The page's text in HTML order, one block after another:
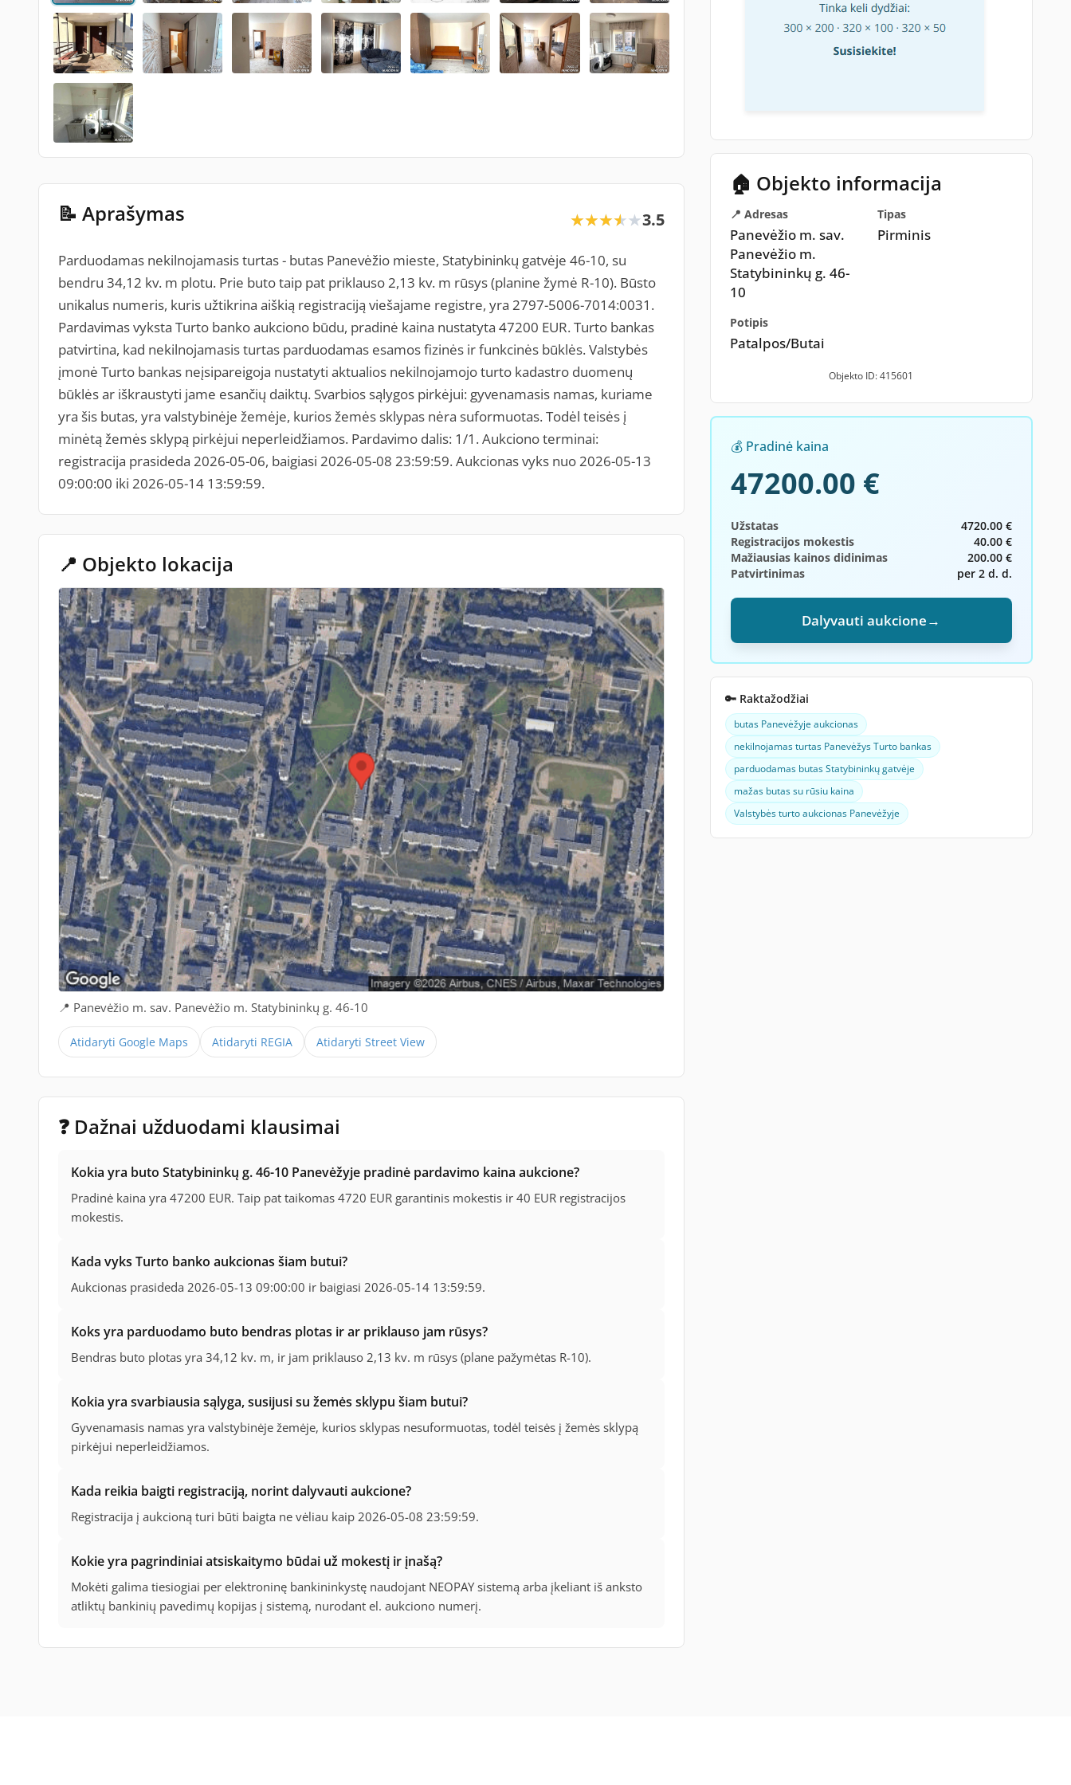
📝 Aprašymas ★★★★★
★★★★★3.5
Parduodamas nekilnojamasis turtas - butas Panevėžio mieste, Statybininkų gatvėje 46-10, su
bendru 34,12 kv. m plotu. Prie buto taip pat priklauso 2,13 kv. m rūsys (planine žymė R-10). Būsto
unikalus numeris, kuris užtikrina aiškią registraciją viešajame registre, yra 2797-5006-7014:0031.
Pardavimas vyksta Turto banko aukciono būdu, pradinė kaina nustatyta 47200 EUR. Turto bankas
patvirtina, kad nekilnojamasis turtas parduodamas esamos fizinės ir funkcinės būklės. Valstybės
įmonė Turto bankas neįsipareigoja nustatyti aktualios nekilnojamojo turto kadastro duomenų
būklės ar iškraustyti jame esančių daiktų. Svarbios sąlygos pirkėjui: gyvenamasis namas, kuriame
yra šis butas, yra valstybinėje žemėje, kurios žemės sklypas nėra suformuotas. Todėl teisės į
minėtą žemės sklypą pirkėjui neperleidžiamos. Pardavimo dalis: 1/1. Aukciono terminai:
registracija prasideda 2026-05-06, baigiasi 2026-05-08 23:59:59. Aukcionas vyks nuo 2026-05-13
09:00:00 iki 2026-05-14 13:59:59.
📍 Objekto lokacija
📍 Panevėžio m. sav. Panevėžio m. Statybininkų g. 46-10
Atidaryti Google Maps Atidaryti REGIA Atidaryti Street View
❓ Dažnai užduodami klausimai
Kokia yra buto Statybininkų g. 46-10 Panevėžyje pradinė pardavimo kaina aukcione?
Pradinė kaina yra 47200 EUR. Taip pat taikomas 4720 EUR garantinis mokestis ir 40 EUR registracijos
mokestis.
Kada vyks Turto banko aukcionas šiam butui?
Aukcionas prasideda 2026-05-13 09:00:00 ir baigiasi 2026-05-14 13:59:59.
Koks yra parduodamo buto bendras plotas ir ar priklauso jam rūsys?
Bendras buto plotas yra 34,12 kv. m, ir jam priklauso 2,13 kv. m rūsys (plane pažymėtas R-10).
Kokia yra svarbiausia sąlyga, susijusi su žemės sklypu šiam butui?
Gyvenamasis namas yra valstybinėje žemėje, kurios sklypas nesuformuotas, todėl teisės į žemės sklypą
pirkėjui neperleidžiamos.
Kada reikia baigti registraciją, norint dalyvauti aukcione?
Registracija į aukcioną turi būti baigta ne vėliau kaip 2026-05-08 23:59:59.
Kokie yra pagrindiniai atsiskaitymo būdai už mokestį ir įnašą?
Mokėti galima tiesiogiai per elektroninę bankininkystę naudojant NEOPAY sistemą arba įkeliant iš anksto
atliktų bankinių pavedimų kopijas į sistemą, nurodant el. aukciono numerį.
🏠 Objekto informacija
📍 Adresas
Panevėžio m. sav.
Panevėžio m.
Statybininkų g. 46-
10
Tipas
Pirminis
Potipis
Patalpos/Butai
Objekto ID: 415601
💰 Pradinė kaina
47200.00 €
Užstatas
4720.00 €
Registracijos mokestis
40.00 €
Mažiausias kainos didinimas
200.00 €
Patvirtinimas
per 2 d. d.
Dalyvauti aukcione→
🔑 Raktažodžiai
butas Panevėžyje aukcionas
nekilnojamas turtas Panevėžys Turto bankas
parduodamas butas Statybininkų gatvėje
mažas butas su rūsiu kaina
Valstybės turto aukcionas Panevėžyje